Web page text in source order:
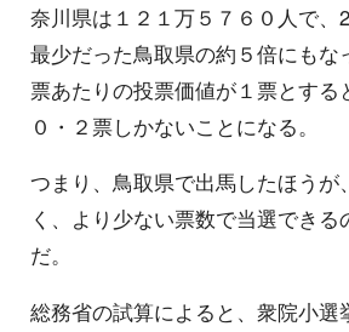
奈川県は１２１万５７６０人で、
最少だった鳥取県の約５倍にもな
票あたりの投票価値が１票とする
０・２票しかないことになる。
つまり、鳥取県で出馬したほうが
く、より少ない票数で当選でき
だ。
総務省の試算によると、衆院小選